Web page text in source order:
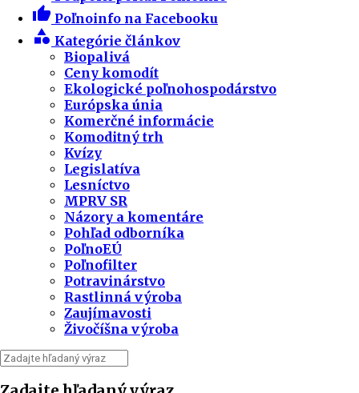
thumb_up Poľnoinfo na Facebooku
category Kategórie článkov
Biopalivá
Ceny komodít
Ekologické poľnohospodárstvo
Európska únia
Komerčné informácie
Komoditný trh
Kvízy
Legislatíva
Lesníctvo
MPRV SR
Názory a komentáre
Pohľad odborníka
PoľnoEÚ
Poľnofilter
Potravinárstvo
Rastlinná výroba
Zaujímavosti
Živočíšna výroba